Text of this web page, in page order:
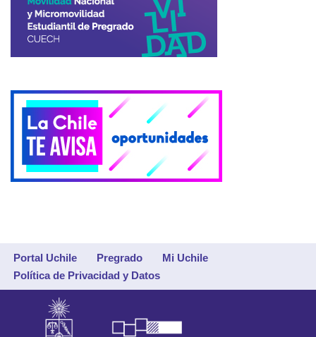
Portal Uchile Pregrado
Mi Uchile
Política de Privacidad y Datos